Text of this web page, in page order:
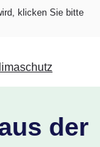
klicken Sie bitte
der